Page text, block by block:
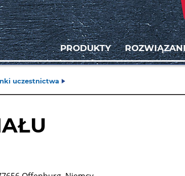
PRODUKTY
uczestnictwa